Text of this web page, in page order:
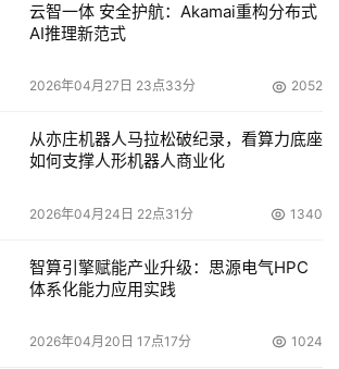
云智一体 安全护航：Akamai重构分布式
AI推理新范式
2026年04月27日 23点33分 2052
从亦庄机器人马拉松破纪录，看算力底座
如何支撑人形机器人商业化
2026年04月24日 22点31分 1340
智算引擎赋能产业升级：思源电气HPC
体系化能力应用实践
2026年04月20日 17点17分 1024